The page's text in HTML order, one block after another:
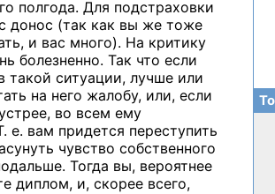
полгода. Для подстраховки
донос (так как вы же тоже
и вас много). На критику
болезненно. Так что если
такой ситуации, лучше или
на него жалобу, или, если
во всем ему
е. вам придется переступить
чувство собственного
Тогда вы, вероятнее
диплом, и, скорее всего,